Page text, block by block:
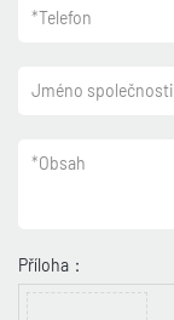
*Telefon
Jméno společnosti
*Obsah
Příloha：